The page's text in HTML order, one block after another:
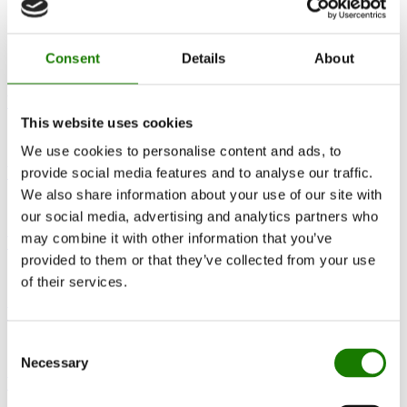
Consent Details About
This website uses cookies
We use cookies to personalise content and ads, to
provide social media features and to analyse our traffic.
We also share information about your use of our site with
our social media, advertising and analytics partners who
may combine it with other information that you’ve
provided to them or that they’ve collected from your use
of their services.
Selection
Necessary
Documentation
Visio 70 LC Gas
Visio 70 RC Gas